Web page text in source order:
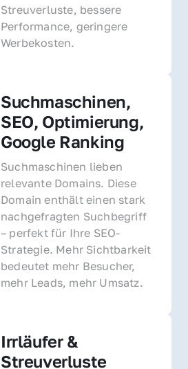
Streuverluste, bessere
Performance, geringere
Werbekosten.
Suchmaschinen,
SEO, Optimierung,
Google Ranking
Suchmaschinen lieben
relevante Domains. Diese
Domain enthält einen stark
nachgefragten Suchbegriff
– perfekt für Ihre SEO-
Strategie. Mehr Sichtbarkeit
bedeutet mehr Besucher,
mehr Leads, mehr Umsatz.
Irrläufer &
Streuverluste